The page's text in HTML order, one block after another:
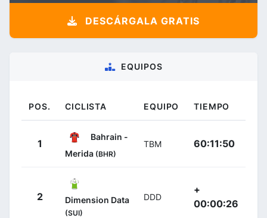
DESCÁRGALA GRATIS
EQUIPOS
POS. CICLISTA EQUIPO TIEMPO
1
Bahrain -
Merida (BHR)
TBM 60:11:50
2 Dimension Data
(SUI)
DDD
+
00:00:26